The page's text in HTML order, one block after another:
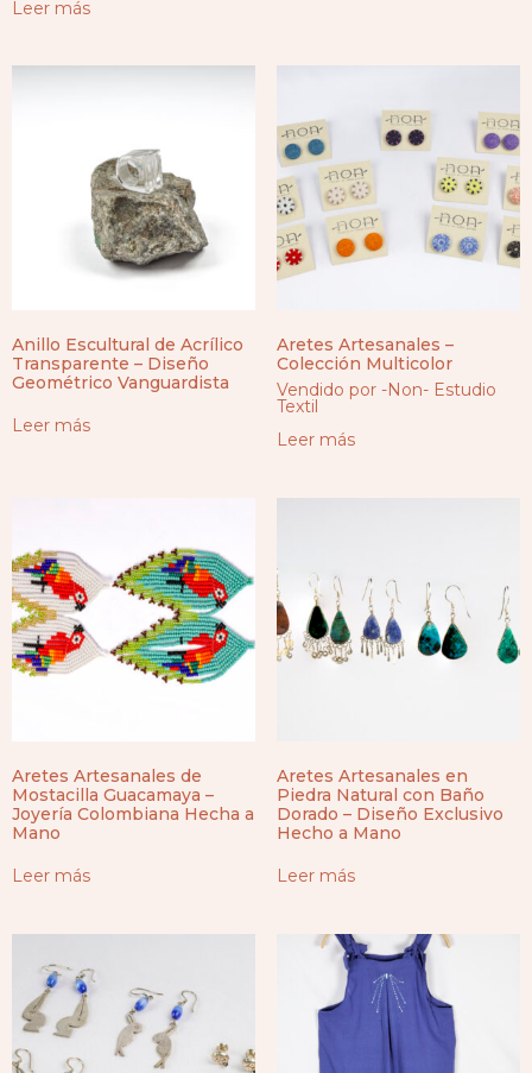
Leer más
Anillo Escultural de Acrílico
Transparente – Diseño
Geométrico Vanguardista
Leer más
Aretes Artesanales –
Colección Multicolor
Vendido por -Non- Estudio
Textil
Leer más
Aretes Artesanales de
Mostacilla Guacamaya –
Joyería Colombiana Hecha a
Mano
Leer más
Aretes Artesanales en
Piedra Natural con Baño
Dorado – Diseño Exclusivo
Hecho a Mano
Leer más